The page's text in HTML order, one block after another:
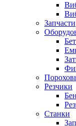
Запчасти
Резчики
Станки